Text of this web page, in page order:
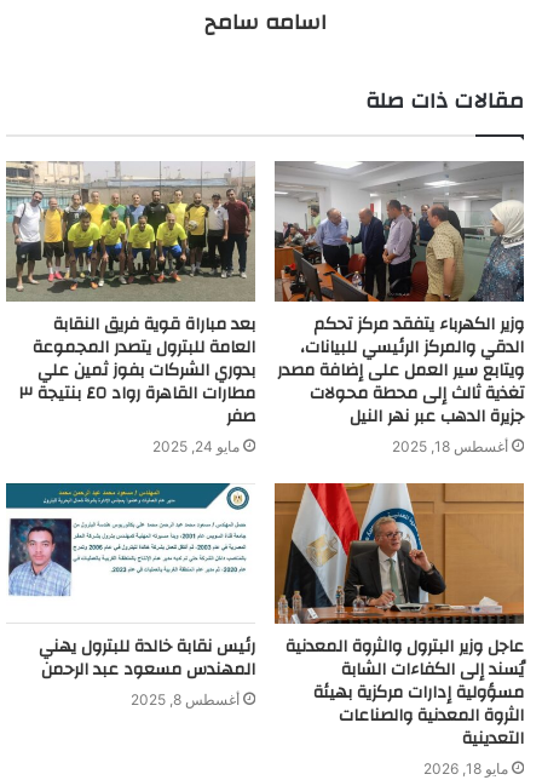
اسامه سامح
مقالات ذات صلة
وزير الكهرباء يتفقد مركز تحكم
الدقي والمركز الرئيسي للبيانات،
ويتابع سير العمل على إضافة مصدر
تغذية ثالث إلى محطة محولات
جزيرة الدهب عبر نهر النيل
أغسطس 18, 2025
بعد مباراة قوية فريق النقابة
العامة للبترول يتصدر المجموعة
بدوري الشركات بفوز ثمين علي
مطارات القاهرة رواد ٤٥ بنتيجة ٣
صفر
مايو 24, 2025
عاجل وزير البترول والثروة المعدنية
يُسند إلى الكفاءات الشابة
مسؤولية إدارات مركزية بهيئة
الثروة المعدنية والصناعات
التعدينية
مايو 18, 2026
رئيس نقابة خالدة للبترول يهني
المهندس مسعود عبد الرحمن
أغسطس 8, 2025